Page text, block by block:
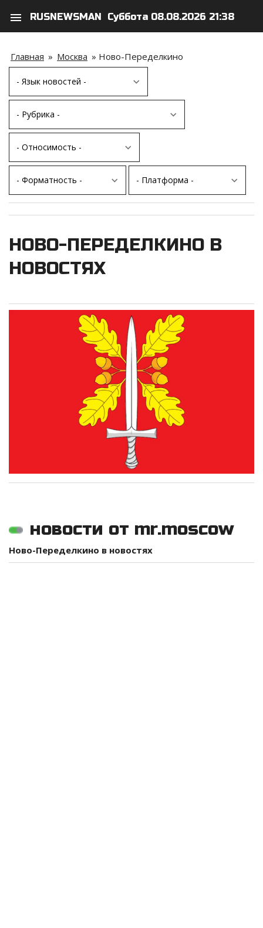
menu RUSNEWSMAN Суббота 08.08.2026 21:38
Главная » Москва » Ново-Переделкино
НОВО-ПЕРЕДЕЛКИНО В
НОВОСТЯХ
новости от mr.moscow
Ново-Переделкино в новостях